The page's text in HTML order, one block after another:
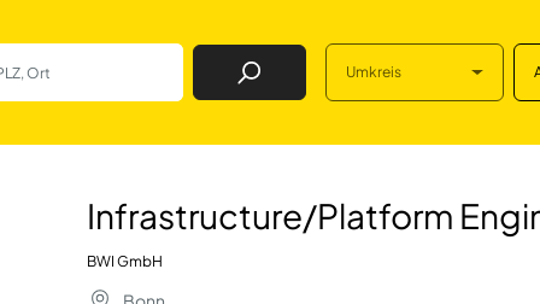
Job Finden Umkreis
Engineer
Infrastructure/Platform
BWI GmbH